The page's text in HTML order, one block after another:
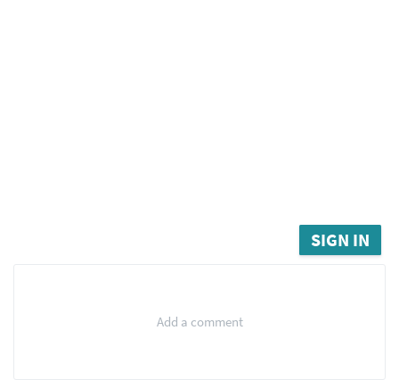
SIGN IN
Add a comment